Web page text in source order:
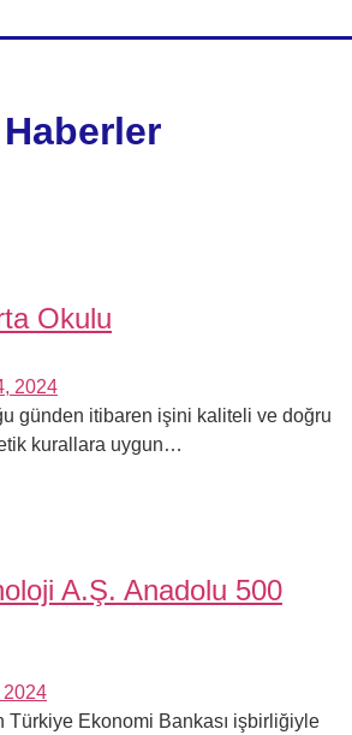
Haberler
Okulu
2024
günden itibaren işini kaliteli ve doğru
etik kurallara uygun…
A.Ş. Anadolu 500
2024
Türkiye Ekonomi Bankası işbirliğiyle